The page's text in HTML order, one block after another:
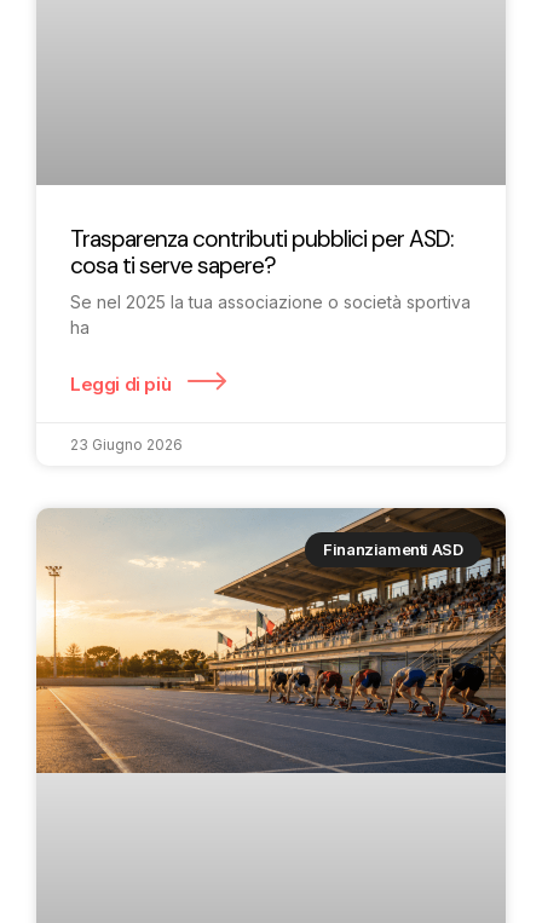
Trasparenza contributi pubblici per ASD:
cosa ti serve sapere?
Se nel 2025 la tua associazione o società sportiva
ha
Leggi di più
23 Giugno 2026
Finanziamenti ASD